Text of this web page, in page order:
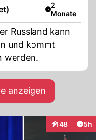
Artikel
2
Monate
Russland kann
und kommt
werden.
anzeigen
148
Interaktionen
5h